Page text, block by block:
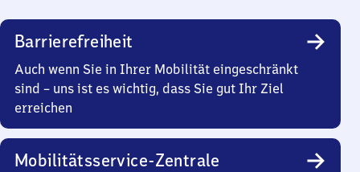
Barrierefreiheit
Auch wenn Sie in Ihrer Mobilität eingeschränkt
sind – uns ist es wichtig, dass Sie gut Ihr Ziel
erreichen
Mobilitätsservice-Zentrale